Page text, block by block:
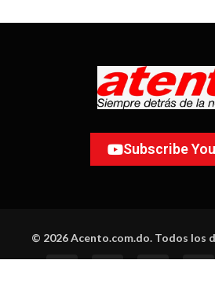
Subscribe
© 2026 Acento.com.do. Todos los